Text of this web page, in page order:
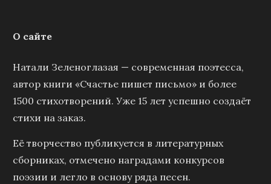
О сайте
Натали Зеленоглазая — современная поэтесса,
автор книги «Счастье пишет письмо» и более
1500 стихотворений. Уже 15 лет успешно создаёт
стихи на заказ.
Её творчество публикуется в литературных
сборниках, отмечено наградами конкурсов
поэзии и легло в основу ряда песен.